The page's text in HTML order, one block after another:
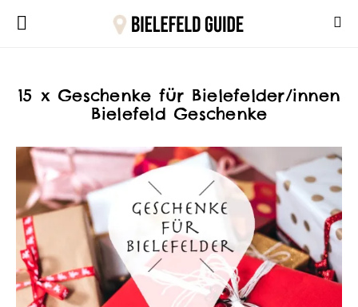
15 x Geschenke für Bielefelder/innen
Bielefeld Geschenke